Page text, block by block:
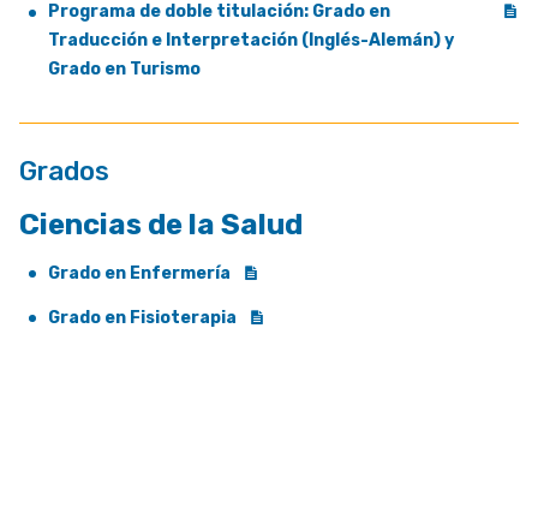
Programa de doble titulación: Grado en
Traducción e Interpretación (Inglés-Alemán) y
Grado en Turismo
Grados
Ciencias de la Salud
Grado en Enfermería
Grado en Fisioterapia